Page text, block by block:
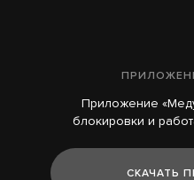
Приложение
блокировки и
СКАЧАТЬ